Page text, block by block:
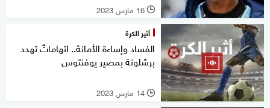
l 16 مارس 2023
أثير الكرة
الفساد وإساءة الأمانة.. اتهاماتٌ تهدد
برشلونة بمصير يوفنتوس
l 14 مارس 2023